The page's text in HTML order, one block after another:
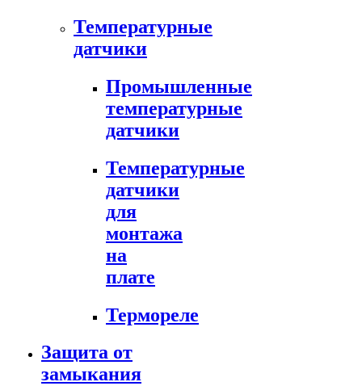
Температурные
датчики
Промышленные
температурные
датчики
Температурные
датчики
для
монтажа
на
плате
Термореле
Защита от
замыкания